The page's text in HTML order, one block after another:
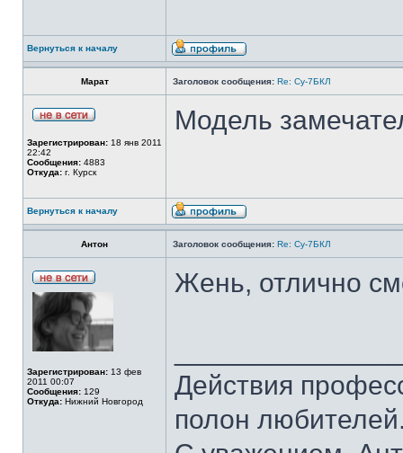
Вернуться к началу
Марат Заголовок сообщения: Re: Су-7БКЛ
Зарегистрирован: 18 янв 2011
22:42
Сообщения: 4883
Откуда: г. Курск
Модель
Вернуться к началу
Антон Заголовок сообщения: Re: Су-7БКЛ
Зарегистрирован: 13 фев
2011 00:07
Сообщения: 129
Откуда: Нижний Новгород
Жень, отлично
Действия
полон